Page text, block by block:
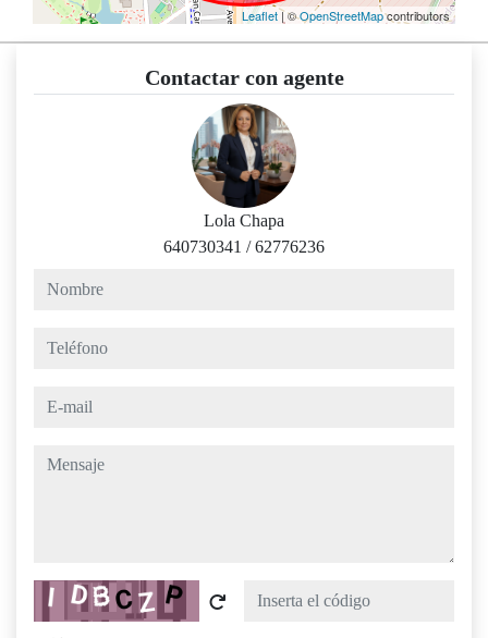
Leaflet| ©OpenStreetMapcontributors
Contactar con agente
Lola Chapa
640730341 /62776236
nombre
teléfono
e-mail
mensaje
Captcha